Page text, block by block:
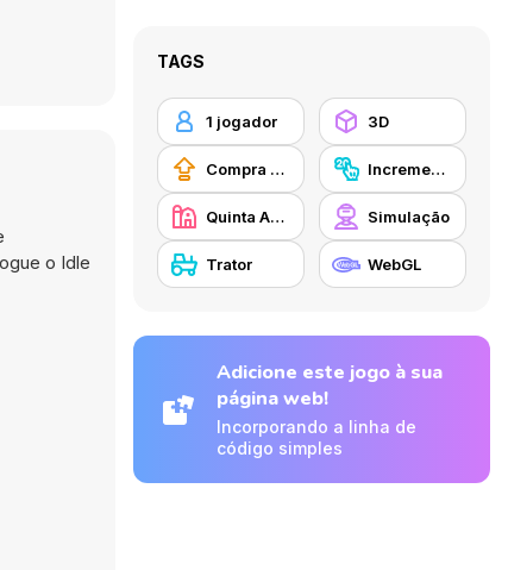
o Idle
TAGS
1 jogador 3D
Compra de Atualizações de Equipamentos Incremental
Quinta Agrícola Simulação
Trator WebGL
Adicione este jogo à sua
página web!
Incorporando a linha de
código simples